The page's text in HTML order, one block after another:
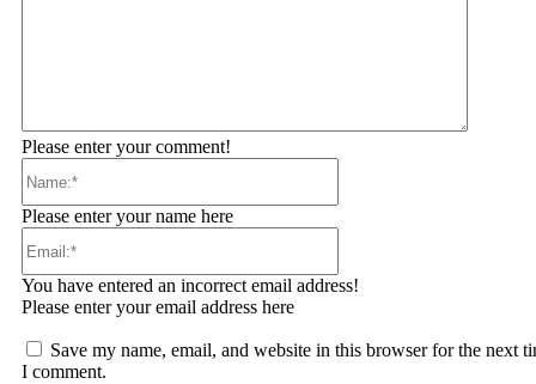
Please enter your comment!
Please enter your name here
You have entered an incorrect email address!
Please enter your email address here
Save my name, email, and website in this browser for the next
I comment.